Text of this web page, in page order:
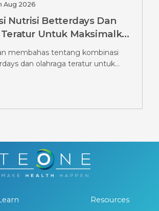
Aug 2026
Nutrisi Betterdays Dan
Untuk Maksimalkan
Ozempic, Wajib Tahu
membahas tentang kombinasi
dan olahraga teratur untuk
Resources